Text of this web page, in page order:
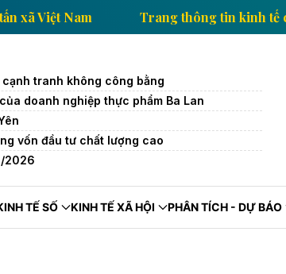
Thông tấn xã Việt Nam Trang thông
tranh không công bằng
doanh nghiệp thực phẩm Ba Lan
vốn đầu tư chất lượng cao
2026
TẾ SỐ KINH TẾ XÃ HỘI PHÂN TÍCH - DỰ BÁO